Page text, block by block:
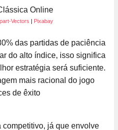
Vectors | Pixabay
das partidas de paciência
do alto índice, isso significa
estratégia será suficiente.
mais racional do jogo
de êxito
competitivo, já que envolve